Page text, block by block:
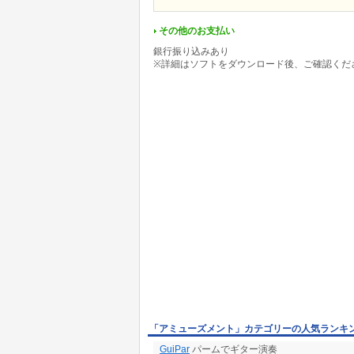
その他のお支払い
銀行振り込みあり
※詳細はソフトをダウンロード後、ご確認くだ
「アミューズメント」カテゴリーの人気ランキ
GuiPar パームでギター演奏